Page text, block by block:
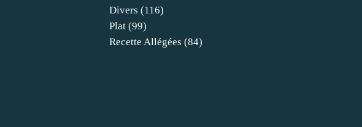
Divers (116)
Plat (99)
Recette Allégées (84)